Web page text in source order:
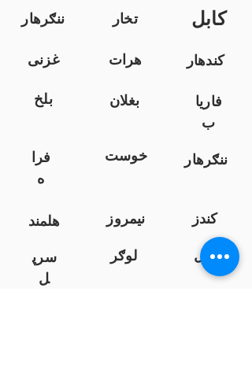
ننګرهار تخار کابل
غزنی هرات
کندهار
بلخ
بغلان
فاریا
ب
فرا
ه
خوست ننګرهار
هلمند نیمروز
کندز
سرپ
ل
لوګر زابل